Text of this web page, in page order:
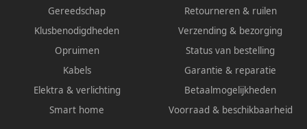
Gereedschap
Klusbenodigdheden
Opruimen
Kabels
Elektra & verlichting
Smart home
Retourneren & ruilen
Verzending & bezorging
Status van bestelling
Garantie & reparatie
Betaalmogelijkheden
Voorraad & beschikbaarheid